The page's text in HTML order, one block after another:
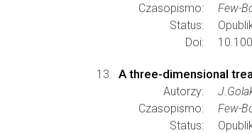
Czasopismo:
Few-
Status:
Doi:
A three-dimensional
Autorzy:
Czasopismo:
Few-
Status: